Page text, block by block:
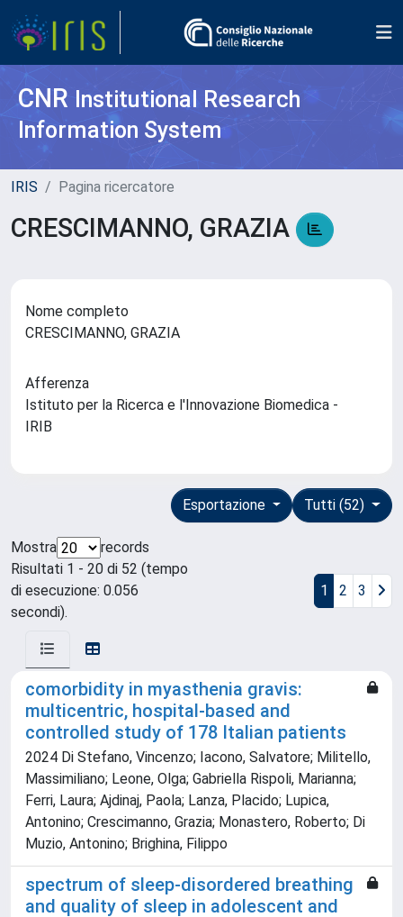
CNR Institutional Research
Information System
IRIS Pagina ricercatore
CRESCIMANNO, GRAZIA
Nome completo
CRESCIMANNO, GRAZIA
Afferenza
Istituto per la Ricerca e l'Innovazione Biomedica -
IRIB
Tutti (52)
Esportazione
Mostra
records
Risultati 1 - 20 di 52 (tempo
di esecuzione: 0.056
secondi).
1 2 3
comorbidity in myasthenia gravis:
multicentric, hospital-based and
controlled study of 178 Italian patients
2024 Di Stefano, Vincenzo; Iacono, Salvatore; Militello,
Massimiliano; Leone, Olga; Gabriella Rispoli, Marianna;
Ferri, Laura; Ajdinaj, Paola; Lanza, Placido; Lupica,
Antonino; Crescimanno, Grazia; Monastero, Roberto; Di
Muzio, Antonino; Brighina, Filippo
spectrum of sleep-disordered breathing
and quality of sleep in adolescent and